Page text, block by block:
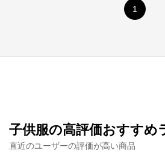
1
子供服の高評価おすすめ
直近のユーザーの評価が高い商品